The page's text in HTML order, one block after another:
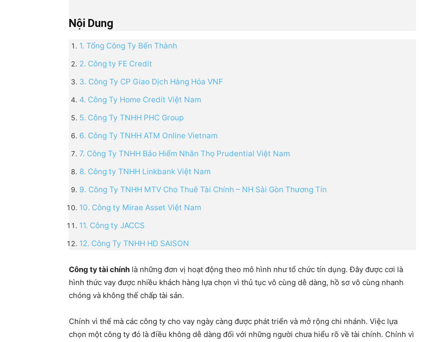
Nội Dung
1. Tổng Công Ty Bến Thành
2. Công ty FE Credit
3. Công Ty CP Giao Dịch Hàng Hóa VNF
4. Công Ty Home Credit Việt Nam
5. Công Ty TNHH PHC Group
6. Công Ty TNHH ATM Online Vietnam
7. Công Ty TNHH Bảo Hiểm Nhân Thọ Prudential Việt Nam
8. Công ty TNHH Linkbank Việt Nam
9. Công Ty TNHH MTV Cho Thuê Tài Chính – NH Sài Gòn Thương Tín
10. Công ty Mirae Asset Việt Nam
11. Công ty JACCS
12. Công Ty TNHH HD SAISON
Công ty tài chính là những đơn vị hoạt động theo mô hình như tổ chức tín dụng. Đây được cơi là
hình thức vay được nhiều khách hàng lựa chọn vì thủ tục vô cùng dễ dàng, hồ sơ vô cùng nhanh
chóng và không thế chấp tài sản.
Chính vì thế mà các công ty cho vay ngày càng được phát triển và mở rộng chi nhánh. Việc lựa
chọn một công ty đó là điều không dễ dàng đối với những người chưa hiểu rõ về tài chính. Chính vì